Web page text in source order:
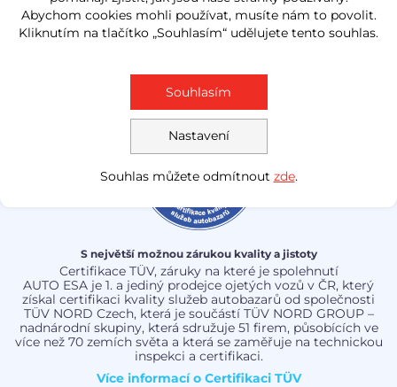
S největší možnou zárukou kvality a jistoty
Certifikace TÜV, záruky na které je spolehnutí
AUTO ESA je 1. a jediný prodejce ojetých vozů v ČR, který
získal certifikaci kvality služeb autobazarů od společnosti
TÜV NORD Czech, která je součástí TÜV NORD GROUP –
nadnárodní skupiny, která sdružuje 51 firem, působících ve
více než 70 zemích světa a která se zaměřuje na technickou
inspekci a certifikaci.
Více informací o Certifikaci TÜV
Abychom cookies mohli používat, musíte nám to povolit.
Kliknutím na tlačítko „Souhlasím“ udělujete tento souhlas.
Nastavení
Souhlasím
Souhlas můžete odmítnout zde.